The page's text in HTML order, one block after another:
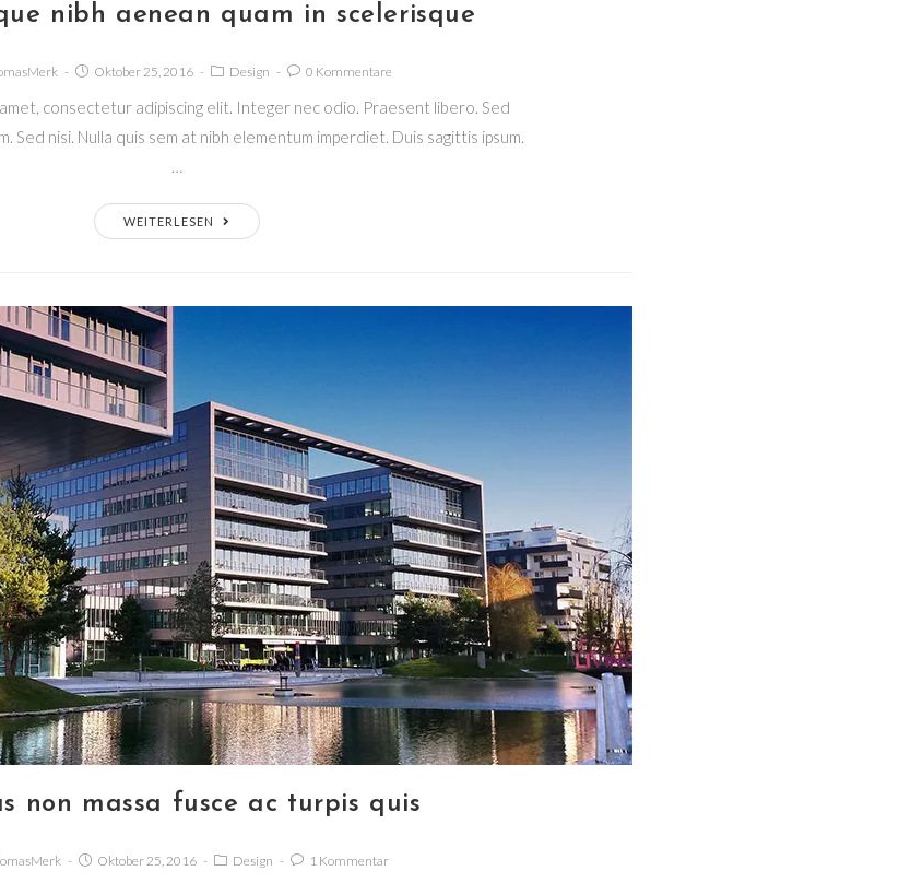
nibh aenean quam in scelerisque
Oktober 25, 2016 Design 0 Kommentare
consectetur adipiscing elit. Integer nec odio. Praesent libero. Sed
Sed nisi. Nulla quis sem at nibh elementum imperdiet. Duis sagittis ipsum.
…
WEITERLESEN
non massa fusce ac turpis quis
Oktober 25, 2016 Design 1 Kommentar